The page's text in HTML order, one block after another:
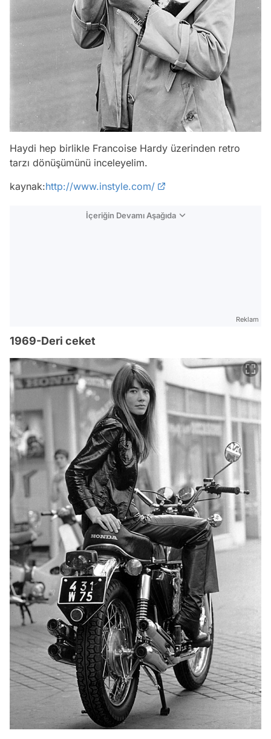
Haydi hep birlikle Francoise Hardy üzerinden retro
tarzı dönüşümünü inceleyelim.
kaynak:http://www.instyle.com/
İçeriğin Devamı Aşağıda
Reklam
1969-Deri ceket